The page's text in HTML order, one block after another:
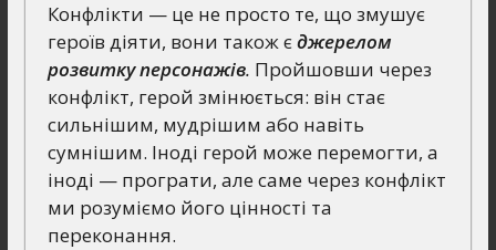
Конфлікти — це не просто те, що змушує
героїв діяти, вони також єджерелом
розвитку персонажів. Пройшовши через
конфлікт, герой змінюється: він стає
сильнішим, мудрішим або навіть
сумнішим. Іноді герой може перемогти, а
іноді — програти, але саме через конфлікт
ми розуміємо його цінності та
переконання.